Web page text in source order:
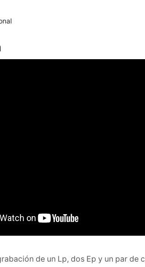
de un Lp, dos Ep y un par